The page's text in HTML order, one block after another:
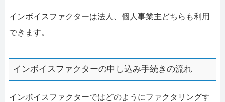
インボイスファクターは法人、個人事業主どちらも利用
できます。
インボイスファクターの申し込み手続きの流れ
インボイスファクターではどのようにファクタリングす